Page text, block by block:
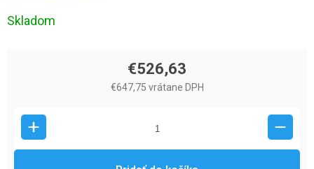
Skladom
€526,63
€647,75 vrátane DPH